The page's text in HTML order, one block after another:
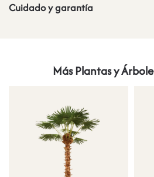
Cuidado y garantía
Más Plantas y